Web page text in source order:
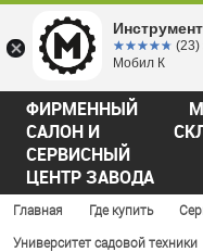
ФИРМЕННЫЙ
САЛОН И
СЕРВИСНЫЙ
ЦЕНТР ЗАВОДА
Главная Где купить
Университет садовой техники
☆☆☆☆☆
★★★★★ (23)
Мобил К